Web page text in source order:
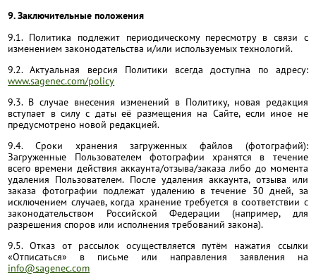
9. Заключительные положения
9.1. Политика подлежит периодическому пересмотру в связи с
изменением законодательства и/или используемых технологий.
9.2. Актуальная версия Политики всегда доступна по адресу:
www.sagenec.com/policy
9.3. В случае внесения изменений в Политику, новая редакция
вступает в силу с даты её размещения на Сайте, если иное не
предусмотрено новой редакцией.
9.4. Сроки хранения загруженных файлов (фотографий):
Загруженные Пользователем фотографии хранятся в течение
всего времени действия аккаунта/отзыва/заказа либо до момента
удаления Пользователем. После удаления аккаунта, отзыва или
заказа фотографии подлежат удалению в течение 30 дней, за
исключением случаев, когда хранение требуется в соответствии с
законодательством Российской Федерации (например, для
разрешения споров или исполнения требований закона).
9.5. Отказ от рассылок осуществляется путём нажатия ссылки
«Отписаться» в письме или направления заявления на
info@sagenec.com